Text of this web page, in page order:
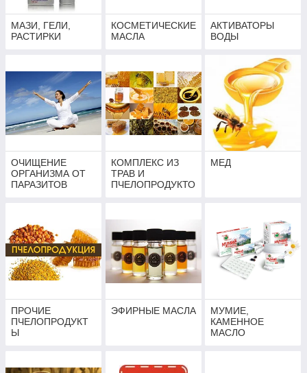
МАЗИ, ГЕЛИ,
РАСТИРКИ
КОСМЕТИЧЕСКИЕ
МАСЛА
АКТИВАТОРЫ
ВОДЫ
ОЧИЩЕНИЕ
ОРГАНИЗМА ОТ
ПАРАЗИТОВ
КОМПЛЕКС ИЗ
ТРАВ И
ПЧЕЛОПРОДУКТО
МЕД
ПРОЧИЕ
ПЧЕЛОПРОДУКТ
Ы
ЭФИРНЫЕ МАСЛА
МУМИЕ,
КАМЕННОЕ
МАСЛО